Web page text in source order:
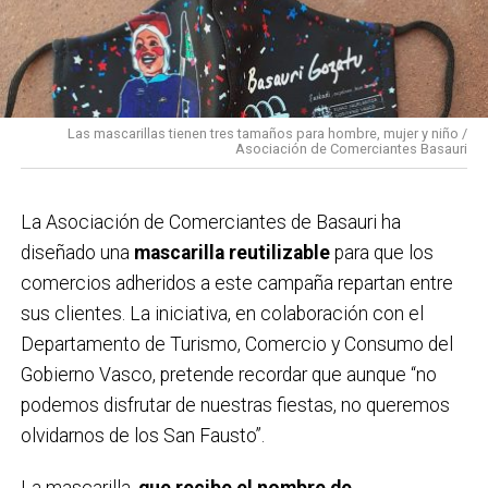
de Paula Rodríguez.
14:00 Karparamartxo en la carpa de Solobarria para las
cuadrillas.
15:00 Concurso de cabezones en la carpa de
Solobarria.
16:30 Concurso de cuajadas en la carpa de Solobarria.
Solobarria para las cuadrillas.
17:30 XV Campeonato intercuadrillas de lanzamiento
de Abarka en la carpa.
18:00 Espectáculo infantil a cargo de Partyman
Skywalker en la plaza San Isidro .
18:30 VII Campeonato de pelota rápida en los
frontones de Soloarte.
18:30 Pasacalles con Triki Bidebieta.
19:00 Txitxarrillo con PÉRGOLA en la plaza Mojaparte.
Las mascarillas tienen tres tamaños para hombre, mujer y niño /
Asociación de Comerciantes Basauri
La Asociación de Comerciantes de Basauri ha
diseñado una mascarilla reutilizablepara que los
comercios adheridos a este campaña repartan entre
sus clientes. La iniciativa, en colaboración con el
Departamento de Turismo, Comercio y Consumo del
Gobierno Vasco, pretende recordar que aunque “no
podemos disfrutar de nuestras fiestas, no queremos
olvidarnos de los San Fausto”.